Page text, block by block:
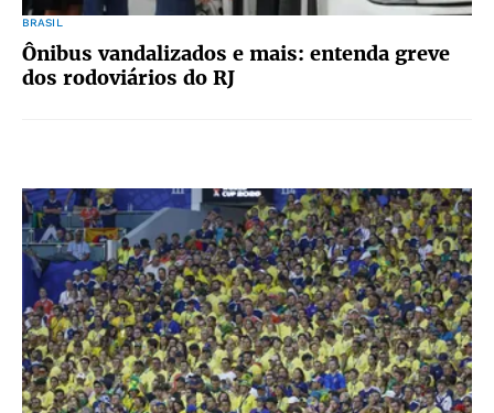
BRASIL
Ônibus vandalizados e mais: entenda greve
dos rodoviários do RJ